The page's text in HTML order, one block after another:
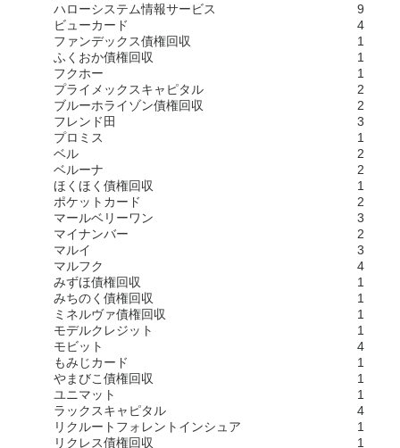
ハローシステム情報サービス
9
ビューカード
4
ファンデックス債権回収
1
ふくおか債権回収
1
フクホー
1
プライメックスキャピタル
2
ブルーホライゾン債権回収
2
フレンド田
3
プロミス
1
ベル
2
ベルーナ
2
ほくほく債権回収
1
ポケットカード
2
マールベリーワン
3
マイナンバー
2
マルイ
3
マルフク
4
みずほ債権回収
1
みちのく債権回収
1
ミネルヴァ債権回収
1
モデルクレジット
1
モビット
4
もみじカード
1
やまびこ債権回収
1
ユニマット
1
ラックスキャピタル
4
リクルートフォレントインシュア
1
リクレス債権回収
1